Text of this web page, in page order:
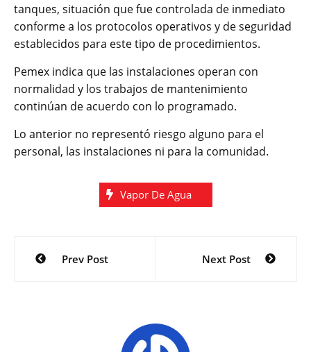
tanques, situación que fue controlada de inmediato
conforme a los protocolos operativos y de seguridad
establecidos para este tipo de procedimientos.
Pemex indica que las instalaciones operan con
normalidad y los trabajos de mantenimiento
continúan de acuerdo con lo programado.
Lo anterior no representó riesgo alguno para el
personal, las instalaciones ni para la comunidad.
Vapor De Agua
Navegación
Prev Post Next Post